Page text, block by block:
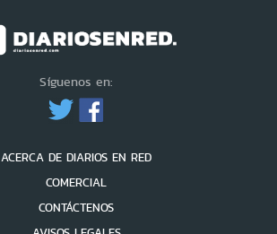
Síguenos en:
ACERCA DE DIARIOS EN RED
COMERCIAL
CONTÁCTENOS